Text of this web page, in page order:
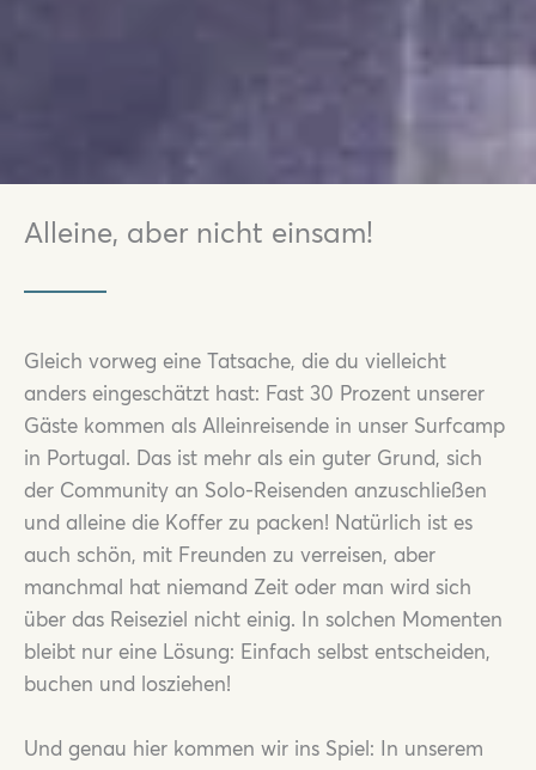
Alleine, aber nicht einsam!
Gleich vorweg eine Tatsache, die du vielleicht
anders eingeschätzt hast: Fast 30 Prozent unserer
Gäste kommen als Alleinreisende in unser Surfcamp
in Portugal. Das ist mehr als ein guter Grund, sich
der Community an Solo-Reisenden anzuschließen
und alleine die Koffer zu packen! Natürlich ist es
auch schön, mit Freunden zu verreisen, aber
manchmal hat niemand Zeit oder man wird sich
über das Reiseziel nicht einig. In solchen Momenten
bleibt nur eine Lösung: Einfach selbst entscheiden,
buchen und losziehen!
Und genau hier kommen wir ins Spiel: In unserem